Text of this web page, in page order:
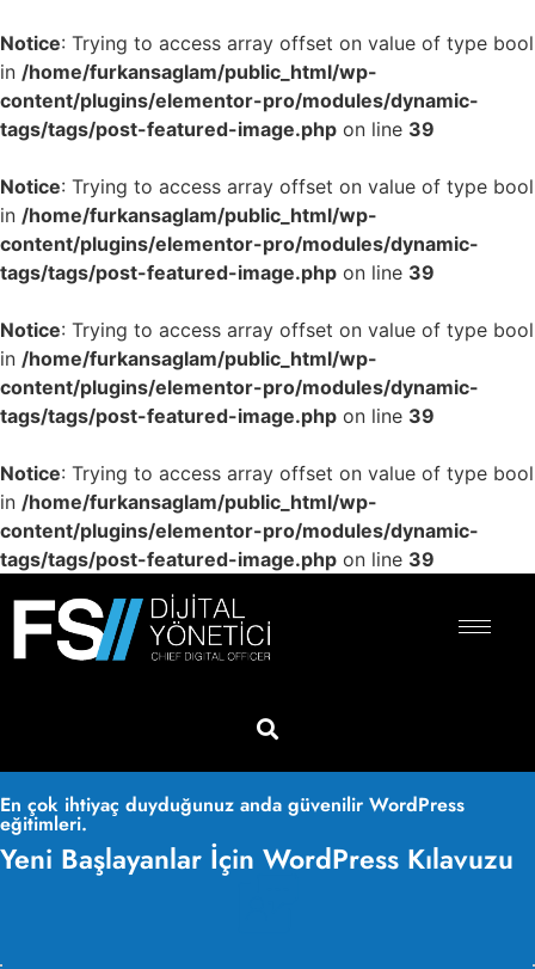
Notice: Trying to access array offset on value of type bool
in /home/furkansaglam/public_html/wp-
content/plugins/elementor-pro/modules/dynamic-
tags/tags/post-featured-image.php on line 39
Notice: Trying to access array offset on value of type bool
in /home/furkansaglam/public_html/wp-
content/plugins/elementor-pro/modules/dynamic-
tags/tags/post-featured-image.php on line 39
Notice: Trying to access array offset on value of type bool
in /home/furkansaglam/public_html/wp-
content/plugins/elementor-pro/modules/dynamic-
tags/tags/post-featured-image.php on line 39
Notice: Trying to access array offset on value of type bool
in /home/furkansaglam/public_html/wp-
content/plugins/elementor-pro/modules/dynamic-
tags/tags/post-featured-image.php on line 39
En çok ihtiyaç duyduğunuz anda güvenilir WordPress
eğitimleri.
Yeni Başlayanlar İçin WordPress Kılavuzu